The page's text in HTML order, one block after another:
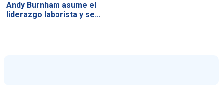
Andy Burnham asume el
liderazgo laborista y se…